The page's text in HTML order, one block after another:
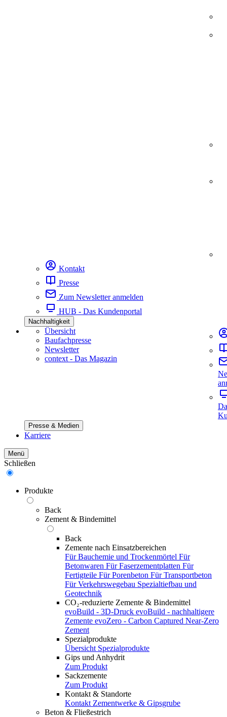
Kontakt
Presse
Zum Newsletter anmelden
HUB - Das Kundenportal
Nachhaltigkeit
Übersicht
Baufachpresse
Newsletter
context - Das Magazin
Presse & Medien
Karriere
Menü
Schließen
Produkte
Back
Zement & Bindemittel
Back
Zemente nach Einsatzbereichen
Für Bauchemie und Trockenmörtel Für
Betonwaren Für Faserzementplatten Für
Fertigteile Für Porenbeton Für Transportbeton
Für Verkehrswegebau Spezialtiefbau und
Geotechnik
CO₂-reduzierte Zemente & Bindemittel
evoBuild - 3D-Druck evoBuild - nachhaltigere
Zemente evoZero - Carbon Captured Near-Zero
Zement
Spezialprodukte
Übersicht Spezialprodukte
Gips und Anhydrit
Zum Produkt
Sackzemente
Zum Produkt
Kontakt & Standorte
Kontakt Zementwerke & Gipsgrube
Beton & Fließestrich